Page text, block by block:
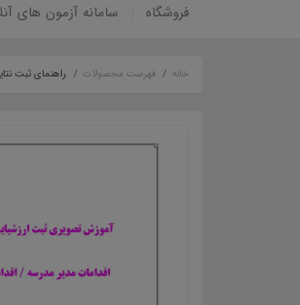
فروشگاه سامانه آزمون های
خانه فهرست محصولات راهنمای ثبت